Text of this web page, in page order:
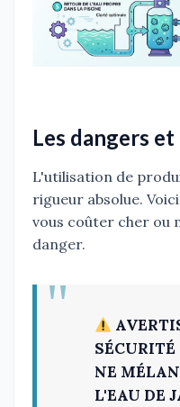
Les dangers
L'utilisation de
rigueur absolue.
vous coûter cher ou
danger.
NE
L'EAU DE